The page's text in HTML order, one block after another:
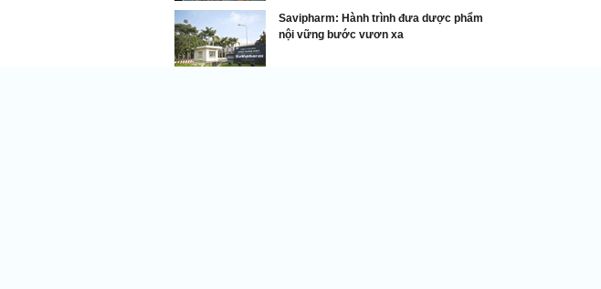
Savipharm: Hành trình đưa dược phẩm
nội vững bước vươn xa